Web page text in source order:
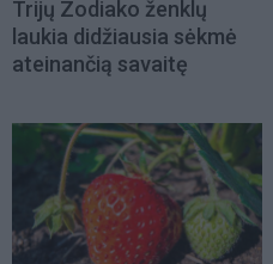
Trijų Zodiako ženklų
laukia didžiausia sėkmė
ateinančią savaitę